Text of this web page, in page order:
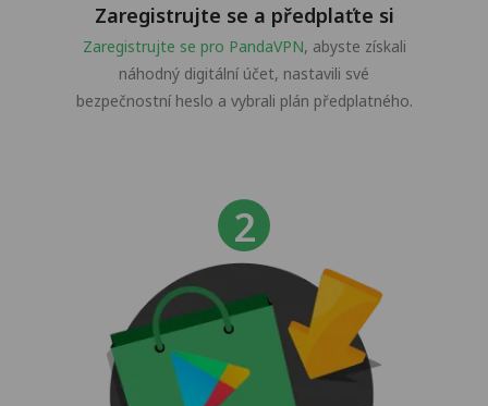
Zaregistrujte se a předplaťte si
Zaregistrujte se pro PandaVPN, abyste získali
náhodný digitální účet, nastavili své
bezpečnostní heslo a vybrali plán předplatného.